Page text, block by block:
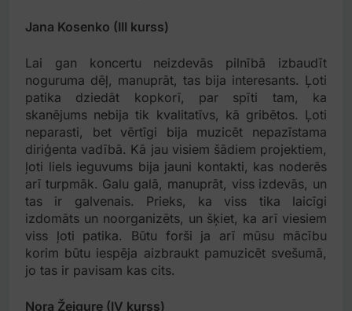
Jana Kosenko (III kurss)
Lai gan koncertu neizdevās pilnībā izbaudīt
noguruma dēļ, manuprāt, tas bija interesants. Ļoti
patika dziedāt kopkorī, par spīti tam, ka
skanējums nebija tik kvalitatīvs, kā gribētos. Ļoti
neparasti, bet vērtīgi bija muzicēt nepazīstama
diriģenta vadībā. Kā jau visiem šādiem projektiem,
ļoti liels ieguvums bija jauni kontakti, kas noderēs
arī turpmāk. Galu galā, manuprāt, viss izdevās, un
tas ir galvenais. Prieks, ka viss tika laicīgi
izdomāts un noorganizēts, un šķiet, ka arī viesiem
viss ļoti patika. Būtu forši ja arī mūsu mācību
korim būtu iespēja aizbraukt pamuzicēt svešumā,
jo tas ir pavisam kas cits.
Nora Žeigure (IV kurss)